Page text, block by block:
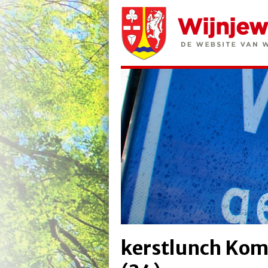
kerstlunch